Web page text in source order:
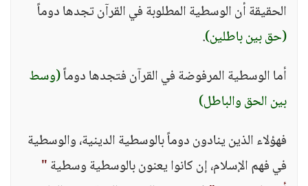
الحقيقة أن الوسطية المطلوبة في القرآن تجدها دوماً
(حق بين باطلين).
أما الوسطية المرفوضة في القرآن فتجدها دوماً(وسط
بين الحق والباطل)
فهؤلاء الذين ينادون دوماً بالوسطية الدينية، والوسطية
في فهم الإسلام، إن كانوا يعنون بالوسطية وسطية"